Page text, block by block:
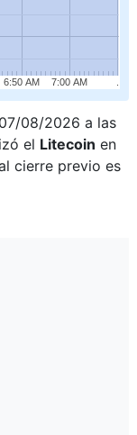
6:50 AM 7:00 AM
08/2026 a las
el Litecoin en
cierre previo es